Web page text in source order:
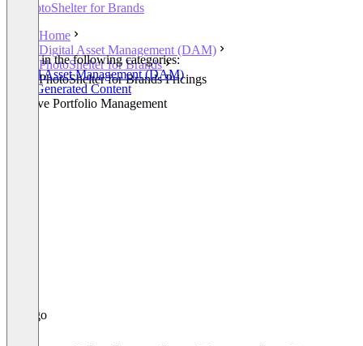
PhotoShelter for Brands
Home
Digital Asset Management (DAM)
PhotoShelter for Brands
PhotoShelter for Brands Pricings
Listed in the following categories:
Digital Asset Management (DAM)
User-Generated Content
Creative Portfolio Management